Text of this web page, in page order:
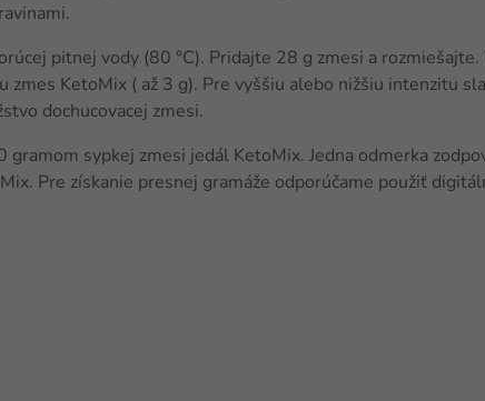
pitnej vody (80 °C). Pridajte 28 g zmesi a rozmiešajte.
zmes KetoMix ( až 3 g). Pre vyššiu alebo nižšiu intenzitu
dochucovacej zmesi.
gramom sypkej zmesi jedál KetoMix. Jedna odmerka
Pre získanie presnej gramáže odporúčame použiť